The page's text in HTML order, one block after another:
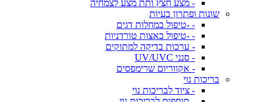
- מצע חצץ ותת מצע לצמחיה
שונות ופתרון בעיות
- -טיפול במחלות דגים
- -טיפול באצות טורדניות
- ערכות בדיקה למתוקים
- סנני UV/UVC
- אקווריום שרימפסים
בריכות נוי
- ציוד לבריכות נוי